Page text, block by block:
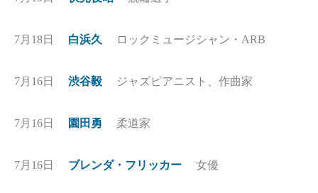
7月18日 白浜久 ロックミュージシャン・ARB
7月16日 渋谷毅 ジャズピアニスト、作曲家
7月16日 園田勇 柔道家
7月16日 ブレンダ・フリッカー 女優